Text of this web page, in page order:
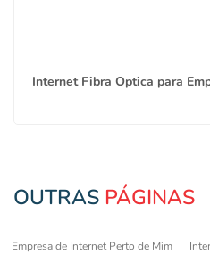
Internet Fibra Optica para
OUTRAS PÁGINAS
Empresa de Internet Perto de Mim